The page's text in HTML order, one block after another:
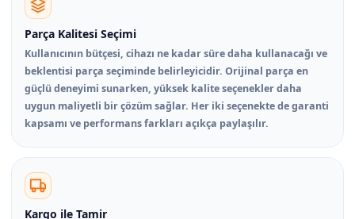
Parça Kalitesi Seçimi
Kullanıcının bütçesi, cihazı ne kadar süre daha kullanacağı ve
beklentisi parça seçiminde belirleyicidir. Orijinal parça en
güçlü deneyimi sunarken, yüksek kalite seçenekler daha
uygun maliyetli bir çözüm sağlar. Her iki seçenekte de garanti
kapsamı ve performans farkları açıkça paylaşılır.
Kargo ile Tamir